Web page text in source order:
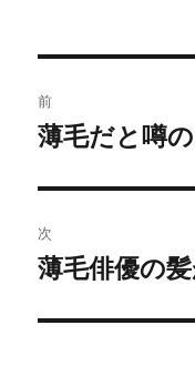
稿
ビ
ゲ
ー
前
前
投
稿:
薄毛だと噂
次
次
投
薄毛俳優の